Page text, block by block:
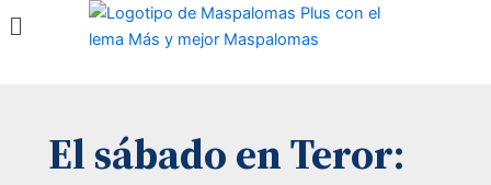
Menú
El sábado en Teror: